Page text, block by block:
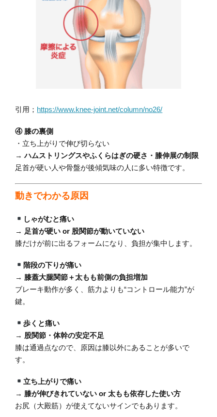
引用； https://www.knee-joint.net/column/no26/
④ 膝の裏側
・立ち上がりで伸び切らない
→ハムストリングスやふくらはぎの硬さ・膝伸展の制限
足首が硬い人や骨盤が後傾気味の人に多い特徴です。
動きでわかる原因
しゃがむと痛い
→ 足首が硬い or 股関節が動いていない
膝だけが前に出るフォームになり、負担が集中します。
階段の下りが痛い
→ 膝蓋大腿関節＋太もも前側の負担増加
ブレーキ動作が多く、筋力よりも“コントロール能力”が
鍵。
歩くと痛い
→ 股関節・体幹の安定不足
膝は通過点なので、原因は膝以外にあることが多いで
す。
立ち上がりで痛い
→ 膝が伸びきれていない or 太もも依存した使い方
お尻（大殿筋）が使えてないサインでもあります。